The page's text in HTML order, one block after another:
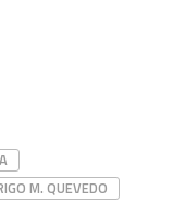
M. QUEVEDO